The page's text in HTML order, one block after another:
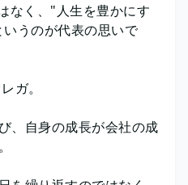
なく、"人生を豊かにす
うのが代表の思いで
ガ。
、自身の成長が会社の成